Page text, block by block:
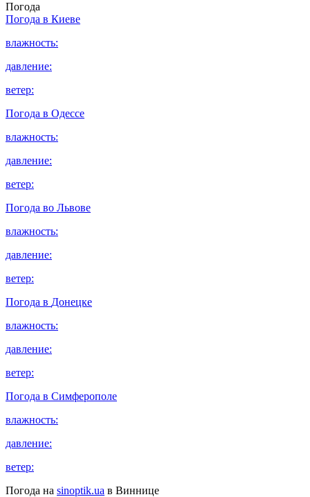
Погода
Погода в Киеве
влажность:
давление:
ветер:
Погода в Одессе
влажность:
давление:
ветер:
Погода во Львове
влажность:
давление:
ветер:
Погода в Донецке
влажность:
давление:
ветер:
Погода в Симферополе
влажность:
давление:
ветер:
Погода на sinoptik.ua в Виннице